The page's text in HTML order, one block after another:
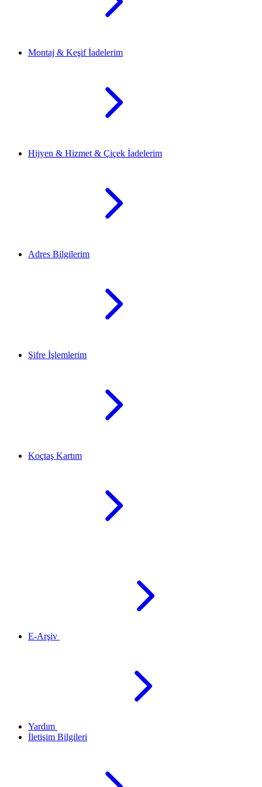
Montaj & Keşif İadelerim
Hijyen & Hizmet & Çiçek İadelerim
Adres Bilgilerim
Şifre İşlemlerim
Koçtaş Kartım
E-Arşiv
Yardım
İletişim Bilgileri